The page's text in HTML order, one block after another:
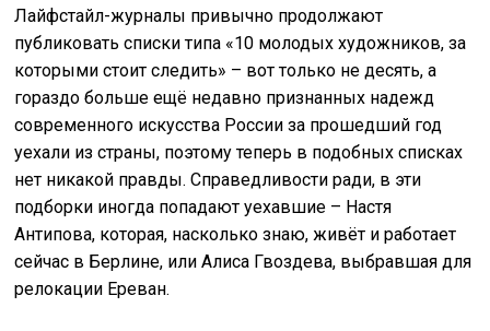
Лайфстайл-журналы привычно продолжают
публиковать списки типа «10 молодых художников, за
которыми стоит следить» – вот только не десять, а
гораздо больше ещё недавно признанных надежд
современного искусства России за прошедший год
уехали из страны, поэтому теперь в подобных списках
нет никакой правды. Справедливости ради, в эти
подборки иногда попадают уехавшие – Настя
Антипова, которая, насколько знаю, живёт и работает
сейчас в Берлине, или Алиса Гвоздева, выбравшая для
релокации Ереван.